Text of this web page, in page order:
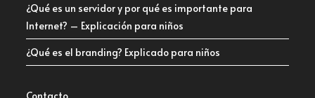
¿Qué es un servidor y por qué es importante para
Internet? – Explicación para niños
¿Qué es el branding? Explicado para niños